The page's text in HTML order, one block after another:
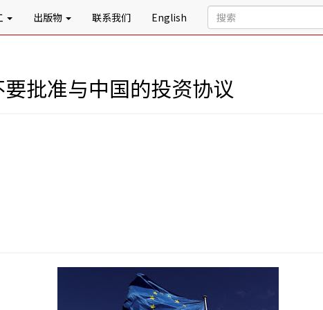
出版物 联系我们 English
批准与中国的投资协议